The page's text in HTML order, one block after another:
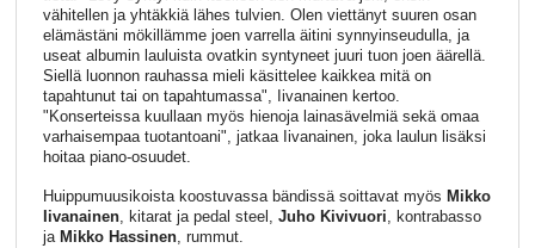
vähitellen ja yhtäkkiä lähes tulvien. Olen viettänyt suuren osan
elämästäni mökillämme joen varrella äitini synnyinseudulla, ja
useat albumin lauluista ovatkin syntyneet juuri tuon joen äärellä.
Siellä luonnon rauhassa mieli käsittelee kaikkea mitä on
tapahtunut tai on tapahtumassa", Iivanainen kertoo.
"Konserteissa kuullaan myös hienoja lainasävelmiä sekä omaa
varhaisempaa tuotantoani", jatkaa Iivanainen, joka laulun lisäksi
hoitaa piano-osuudet.
Huippumuusikoista koostuvassa bändissä soittavat myös Mikko
Iivanainen, kitarat ja pedal steel, Juho Kivivuori, kontrabasso
ja Mikko Hassinen, rummut.